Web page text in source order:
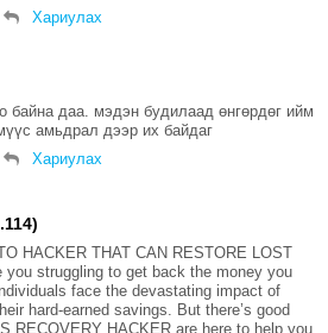
Хариулах
байна даа. мэдэн будилаад өнгөрдөг ийм
амьдрал дээр их байдаг
Хариулах
HACKER THAT CAN RESTORE LOST
you struggling to get back the money you
face the devastating impact of
hard-earned savings. But there’s good
RECOVERY HACKER are here to help you